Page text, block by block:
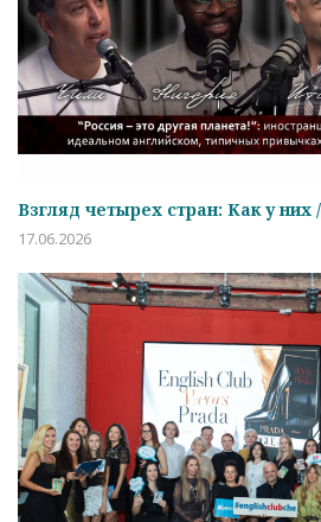
Взгляд четырех стран: Как у них
17.06.2026